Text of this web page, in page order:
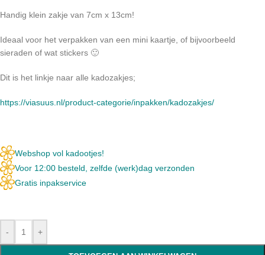
Handig klein zakje van 7cm x 13cm!
Ideaal voor het verpakken van een mini kaartje, of bijvoorbeeld
sieraden of wat stickers 🙂
Dit is het linkje naar alle kadozakjes;
https://viasuus.nl/product-categorie/inpakken/kadozakjes/
Webshop vol kadootjes!
Voor 12:00 besteld, zelfde (werk)dag verzonden
Gratis inpakservice
- +